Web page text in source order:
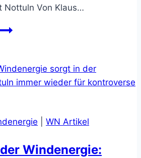
Nottuln Von Klaus…
(14.11.2025)
WN Artikel
Windenergie: